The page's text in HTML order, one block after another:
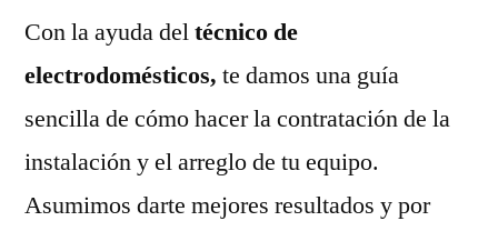
Con la ayuda deltécnico de
electrodomésticos, te damos una guía
sencilla de cómo hacer la contratación de la
instalación y el arreglo de tu equipo.
Asumimos darte mejores resultados y por